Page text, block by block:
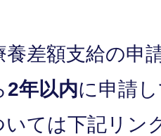
差額支給の申
2年以内に申請
いては下記リン